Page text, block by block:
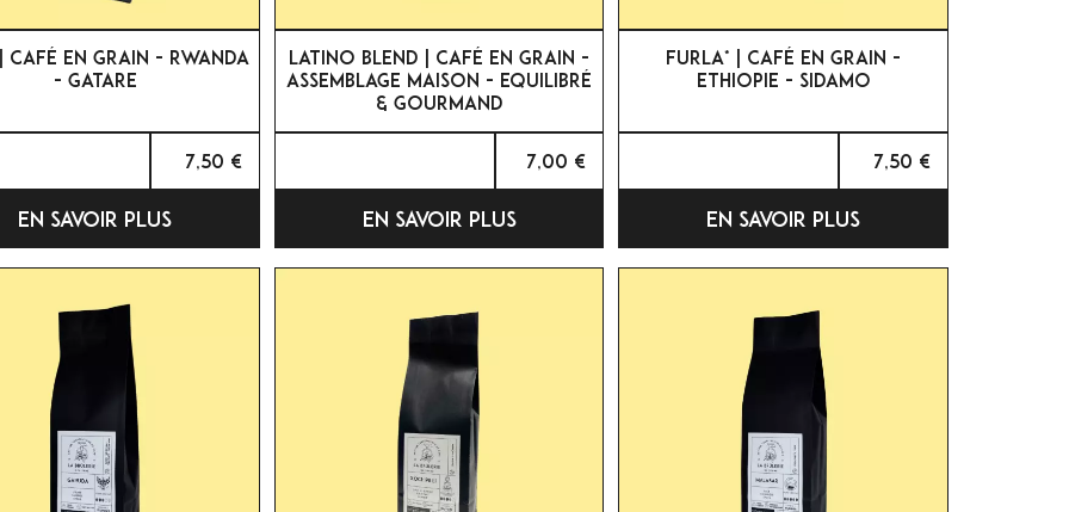
APERÇU RAPIDE
CAFÉ EN GRAIN - RWANDA
- GATARE
7,50 €
EN SAVOIR PLUS
APERÇU RAPIDE
LATINO BLEND | CAFÉ EN GRAIN -
ASSEMBLAGE MAISON - EQUILIBRÉ
& GOURMAND
7,00 €
EN SAVOIR PLUS
 APERÇU RAPIDE
FURLA* | CAFÉ EN GRAIN -
ETHIOPIE - SIDAMO
7,50 €
EN SAVOIR PLUS